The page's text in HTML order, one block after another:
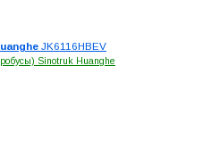
JK6116HBEV
Sinotruk Huanghe